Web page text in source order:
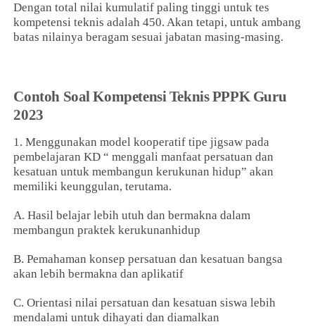
Dengan total nilai kumulatif paling tinggi untuk tes
kompetensi teknis adalah 450. Akan tetapi, untuk ambang
batas nilainya beragam sesuai jabatan masing-masing.
Contoh Soal Kompetensi Teknis PPPK Guru
2023
1. Menggunakan model kooperatif tipe jigsaw pada
pembelajaran KD “ menggali manfaat persatuan dan
kesatuan untuk membangun kerukunan hidup” akan
memiliki keunggulan, terutama.
A. Hasil belajar lebih utuh dan bermakna dalam
membangun praktek kerukunanhidup
B. Pemahaman konsep persatuan dan kesatuan bangsa
akan lebih bermakna dan aplikatif
C. Orientasi nilai persatuan dan kesatuan siswa lebih
mendalami untuk dihayati dan diamalkan